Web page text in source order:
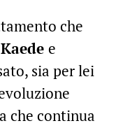
che
e
sia per lei
che continua